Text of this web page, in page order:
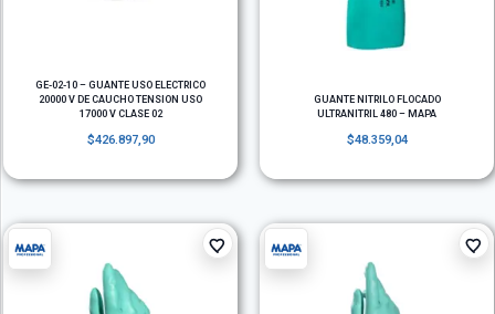
GE-02-10 – GUANTE USO ELECTRICO
20000 V DE CAUCHO TENSION USO
17000 V CLASE 02
$426.897,90
GUANTE NITRILO FLOCADO
ULTRANITRIL 480 – MAPA
$48.359,04